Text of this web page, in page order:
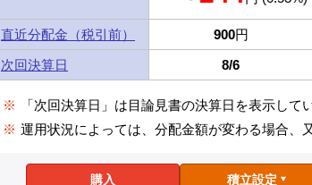
直近分配金（税引前） 900円
次回決算日
8/6
※
「次回決算日」は目論見書の決算日を表示して
※ 運用状況によっては、分配金額が変わる場合、
購入 積立設定